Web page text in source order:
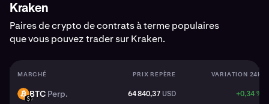
Kraken
Paires de crypto de contrats à terme populaires
que vous pouvez trader sur Kraken.
MARCHÉ PRIX REPÈRE VARIATION 24H
BTC
USDBTC Perp. 64 840,37 USD +0,34 %